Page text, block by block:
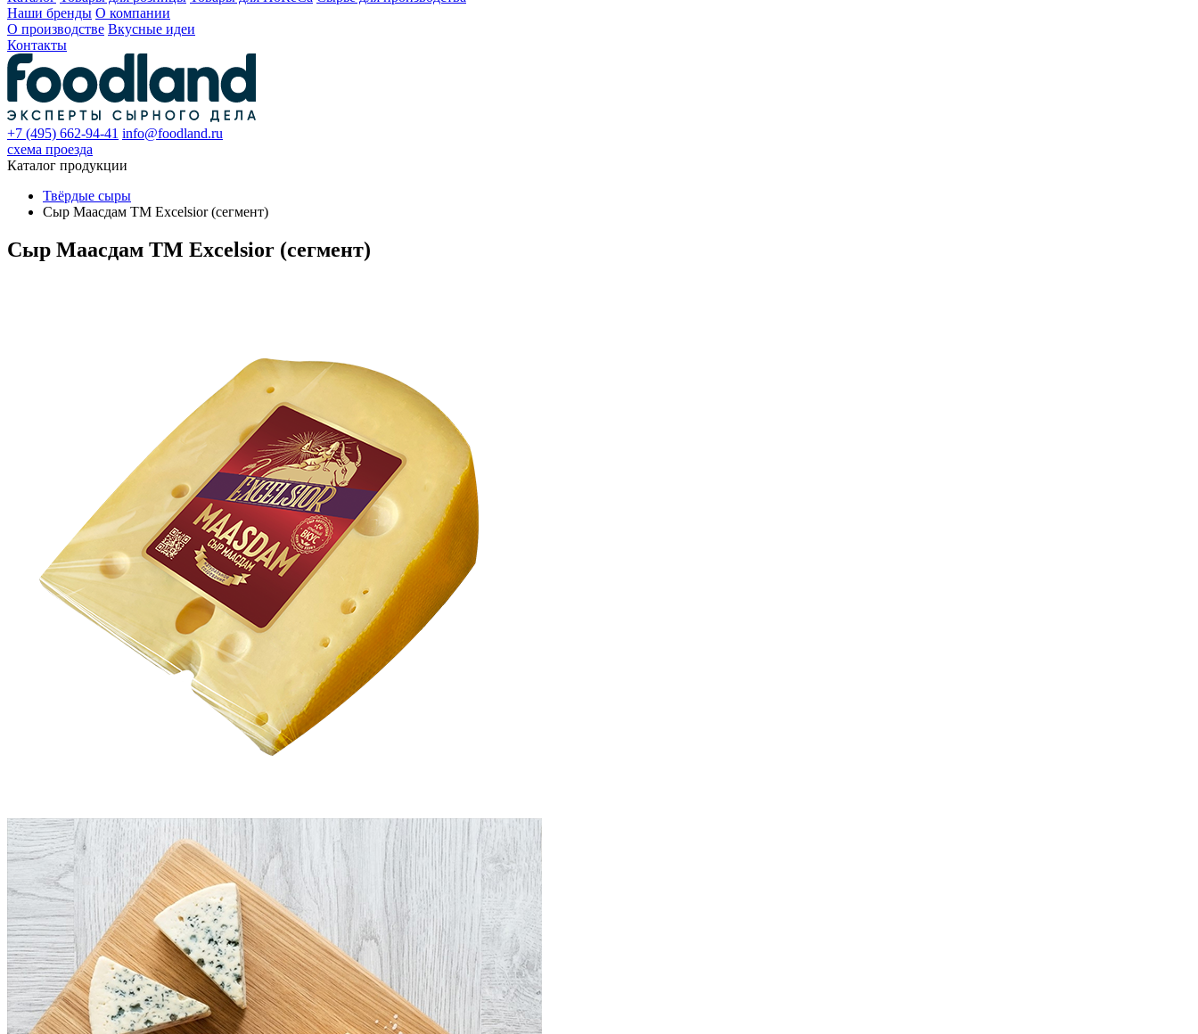
Наши бренды О компании
О производстве Вкусные идеи
Контакты
+7 (495) 662-94-41 info@foodland.ru
схема проезда
Каталог продукции
Твёрдые сыры
Сыр Маасдам ТМ Excelsior (сегмент)
Сыр Маасдам ТМ Excelsior (сегмент)